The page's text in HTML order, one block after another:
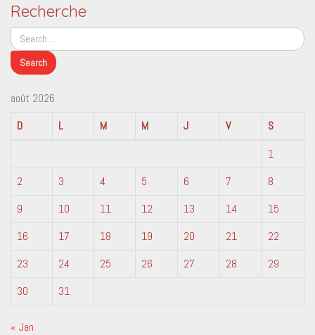
Recherche
août 2026
D
L M M J V
S
1
2
3 4 5 6 7
8
9
10 11 12 13 14
15
16
17 18 19 20 21
22
23
24 25 26 27 28
29
30
31
« Jan